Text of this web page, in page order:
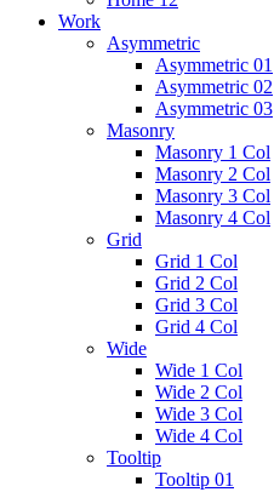
Work
Asymmetric
Asymmetric 01
Asymmetric 02
Asymmetric 03
Masonry
Masonry 1 Col
Masonry 2 Col
Masonry 3 Col
Masonry 4 Col
Grid
Grid 1 Col
Grid 2 Col
Grid 3 Col
Grid 4 Col
Wide
Wide 1 Col
Wide 2 Col
Wide 3 Col
Wide 4 Col
Tooltip
Tooltip 01